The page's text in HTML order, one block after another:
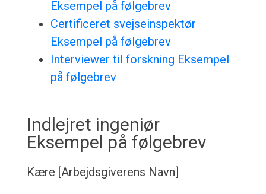
Eksempel på følgebrev
Certificeret svejseinspektør
Eksempel på følgebrev
Interviewer til forskning Eksempel
på følgebrev
Indlejret ingeniør
Eksempel på følgebrev
Kære [Arbejdsgiverens Navn]